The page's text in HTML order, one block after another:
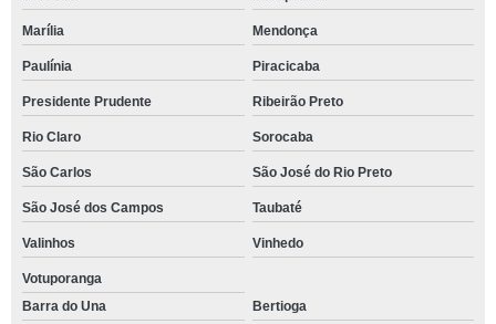
Marília Mendonça
Paulínia Piracicaba
Presidente Prudente Ribeirão Preto
Rio Claro Sorocaba
São Carlos São José do Rio Preto
São José dos Campos Taubaté
Valinhos Vinhedo
Votuporanga
Barra do Una
Bertioga